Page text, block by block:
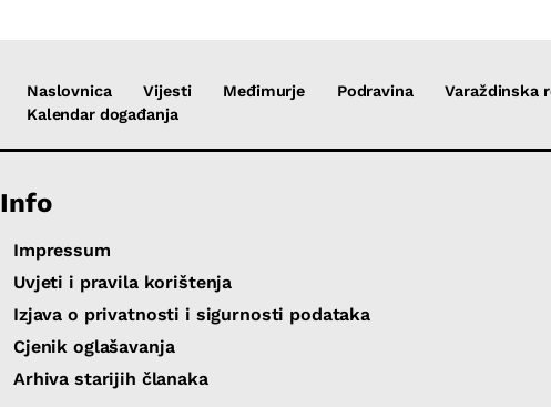
Naslovnica Vijesti Međimurje Podravina
Varaždinska
Kalendar događanja
Info
Impressum
Uvjeti i pravila korištenja
Izjava o privatnosti i sigurnosti podataka
Cjenik oglašavanja
Arhiva starijih članaka